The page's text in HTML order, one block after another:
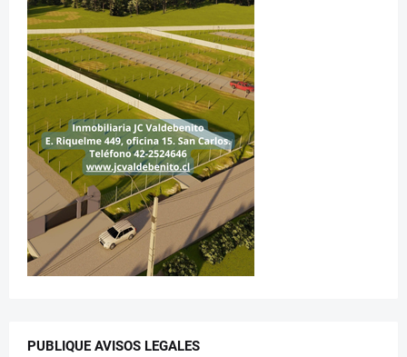
PUBLIQUE AVISOS LEGALES